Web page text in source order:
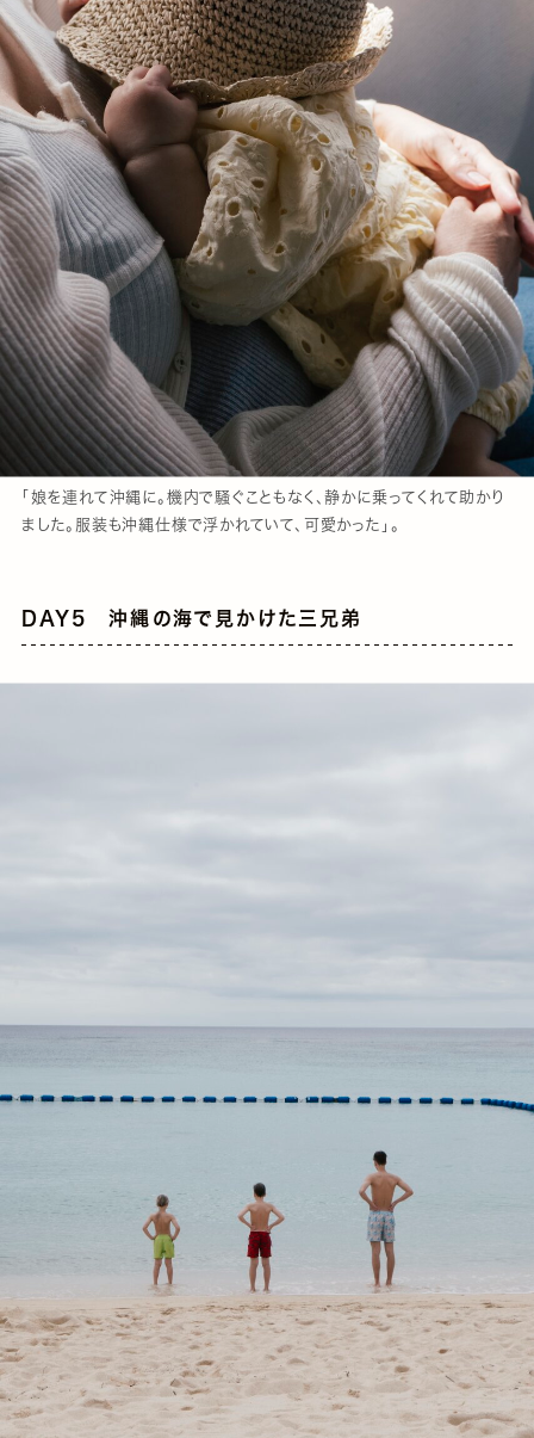
「娘を連れて沖縄に。機内で騒ぐこともなく、静かに乗ってくれて助かり
ました。服装も沖縄仕様で浮かれていて、可愛かった」。
DAY5 沖縄の海で見かけた三兄弟